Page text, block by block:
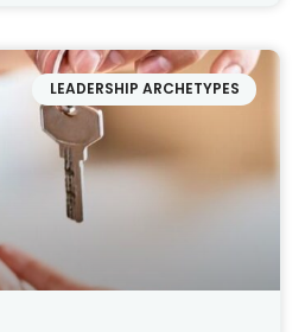
LEADERSHIP ARCHETYPES